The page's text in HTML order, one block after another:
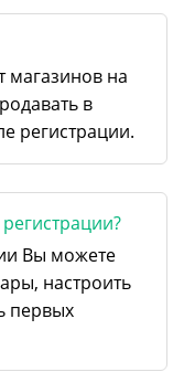
магазинов на
в
регистрации.
Вы можете
настроить
первых